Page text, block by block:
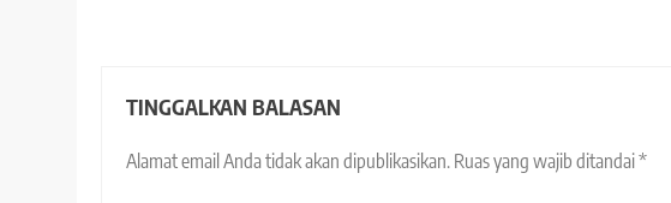
TINGGALKAN BALASAN
Alamat email Anda tidak akan dipublikasikan. Ruas yang wajib ditandai*